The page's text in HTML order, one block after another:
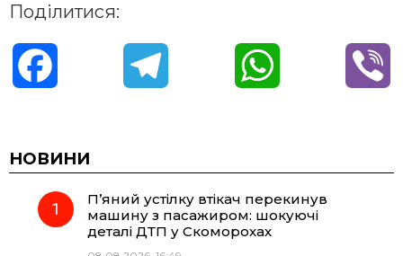
Поділитися:
c
e e t
НОВИНИ
П’яний устілку втікач перекинув
машину з пасажиром: шокуючі
деталі ДТП у Скоморохах